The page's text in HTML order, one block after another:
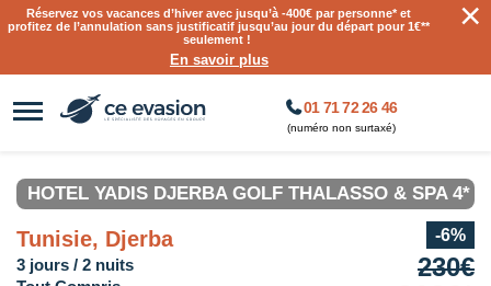
Réservez vos vacances d’hiver avec jusqu’à-400€ par personne* et
profitez de l’annulation sans justificatif jusqu’au jour du départ pour 1€**
seulement !
En savoir plus
×
01 71 72 26 46
(numéro non surtaxé)
HOTEL YADIS DJERBA GOLF THALASSO & SPA 4*
Tunisie, Djerba
3 jours / 2 nuits
-6%
230€